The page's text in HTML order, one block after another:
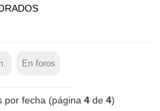
En foros
por fecha (página 4de 4)